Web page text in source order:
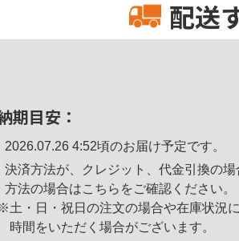
配送
期目安：
2026.07.26 4:52頃のお届け予定です。
決済方法が、クレジット、代金引換の
方法の場合はこちら をご確認ください。
土・日・祝日の注文の場合や在庫状況
時間をいただく場合がございます。